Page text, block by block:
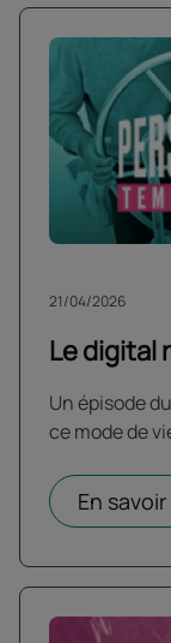
Le digital
21/04/2026
Un épisode
ce mode de
En